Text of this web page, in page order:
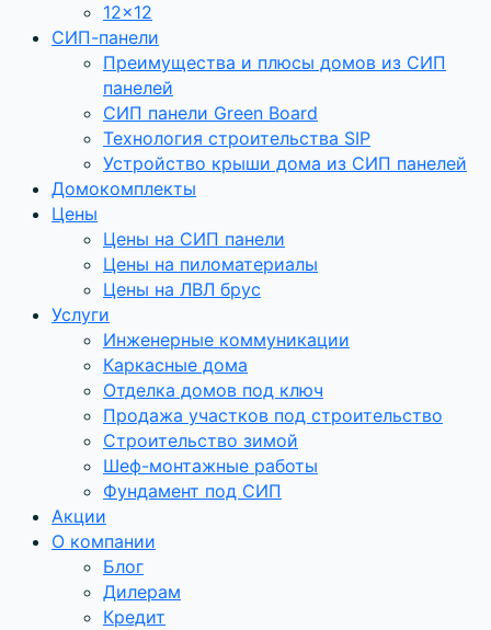
12×12
СИП-панели
Преимущества и плюсы домов из СИП
панелей
СИП панели Green Board
Технология строительства SIP
Устройство крыши дома из СИП панелей
Домокомплекты
Цены
Цены на СИП панели
Цены на пиломатериалы
Цены на ЛВЛ брус
Услуги
Инженерные коммуникации
Каркасные дома
Отделка домов под ключ
Продажа участков под строительство
Строительство зимой
Шеф-монтажные работы
Фундамент под СИП
Акции
О компании
Блог
Дилерам
Кредит